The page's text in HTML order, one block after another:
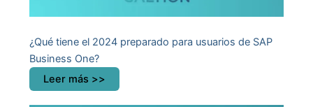
¿Qué tiene el 2024 preparado para usuarios de SAP
Business One?
Leer más >>